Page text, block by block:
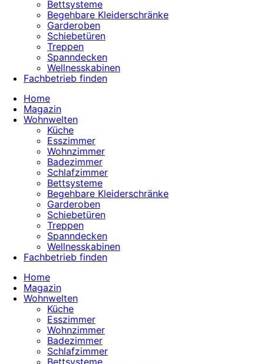
Bettsysteme
Begehbare Kleiderschränke
Garderoben
Schiebetüren
Treppen
Spanndecken
Wellnesskabinen
Fachbetrieb finden
Home
Magazin
Wohnwelten
Küche
Esszimmer
Wohnzimmer
Badezimmer
Schlafzimmer
Bettsysteme
Begehbare Kleiderschränke
Garderoben
Schiebetüren
Treppen
Spanndecken
Wellnesskabinen
Fachbetrieb finden
Home
Magazin
Wohnwelten
Küche
Esszimmer
Wohnzimmer
Badezimmer
Schlafzimmer
Bettsysteme